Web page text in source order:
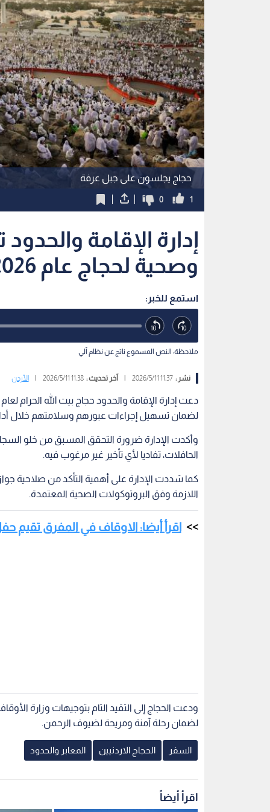
حجاج يجلسون على جبل عرفة
1
0
إدارة الإقامة
وصحية لحجاج عام 2026 لتسهيل إجراءات السفر
استمع للخبر:
ملاحظة: النص المسموع ناتج عن نظام آلي
نشر :11:37 2026/5/11 آخر تحديث :11:38 2026/5/11 الأردن
لضمان تسهيل إجراءات عبورهم وسلامتهم خلال
وأكدت الإدارة ضرورة التحقق المسبق من خلو
الحافلات، تفاديا لأي تأخير غير مرغوب فيه.
كما شددت الإدارة على أهمية التأكد من صلاحية
اللازمة وفق البروتوكولات الصحية المعتمدة.
اقرأ أيضا: الاوقاف في المفرق تقيم
ودعت الحجاج إلى التقيد التام بتوجيهات وزارة
لضمان رحلة آمنة ومريحة لضيوف الرحمن.
السفر الحجاج الاردنيين المعابر والحدود
اقرأ أيضاً